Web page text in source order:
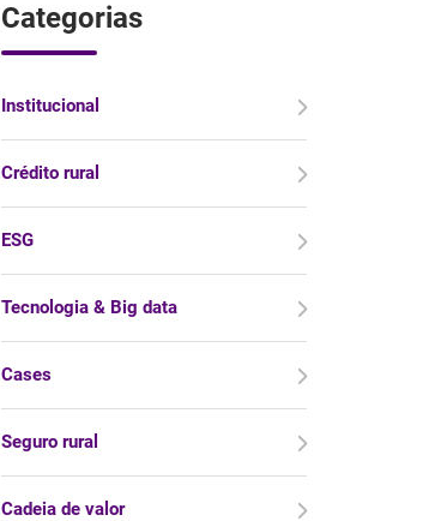
Categorias
Institucional
Crédito rural
ESG
Tecnologia & Big data
Cases
Seguro rural
Cadeia de valor